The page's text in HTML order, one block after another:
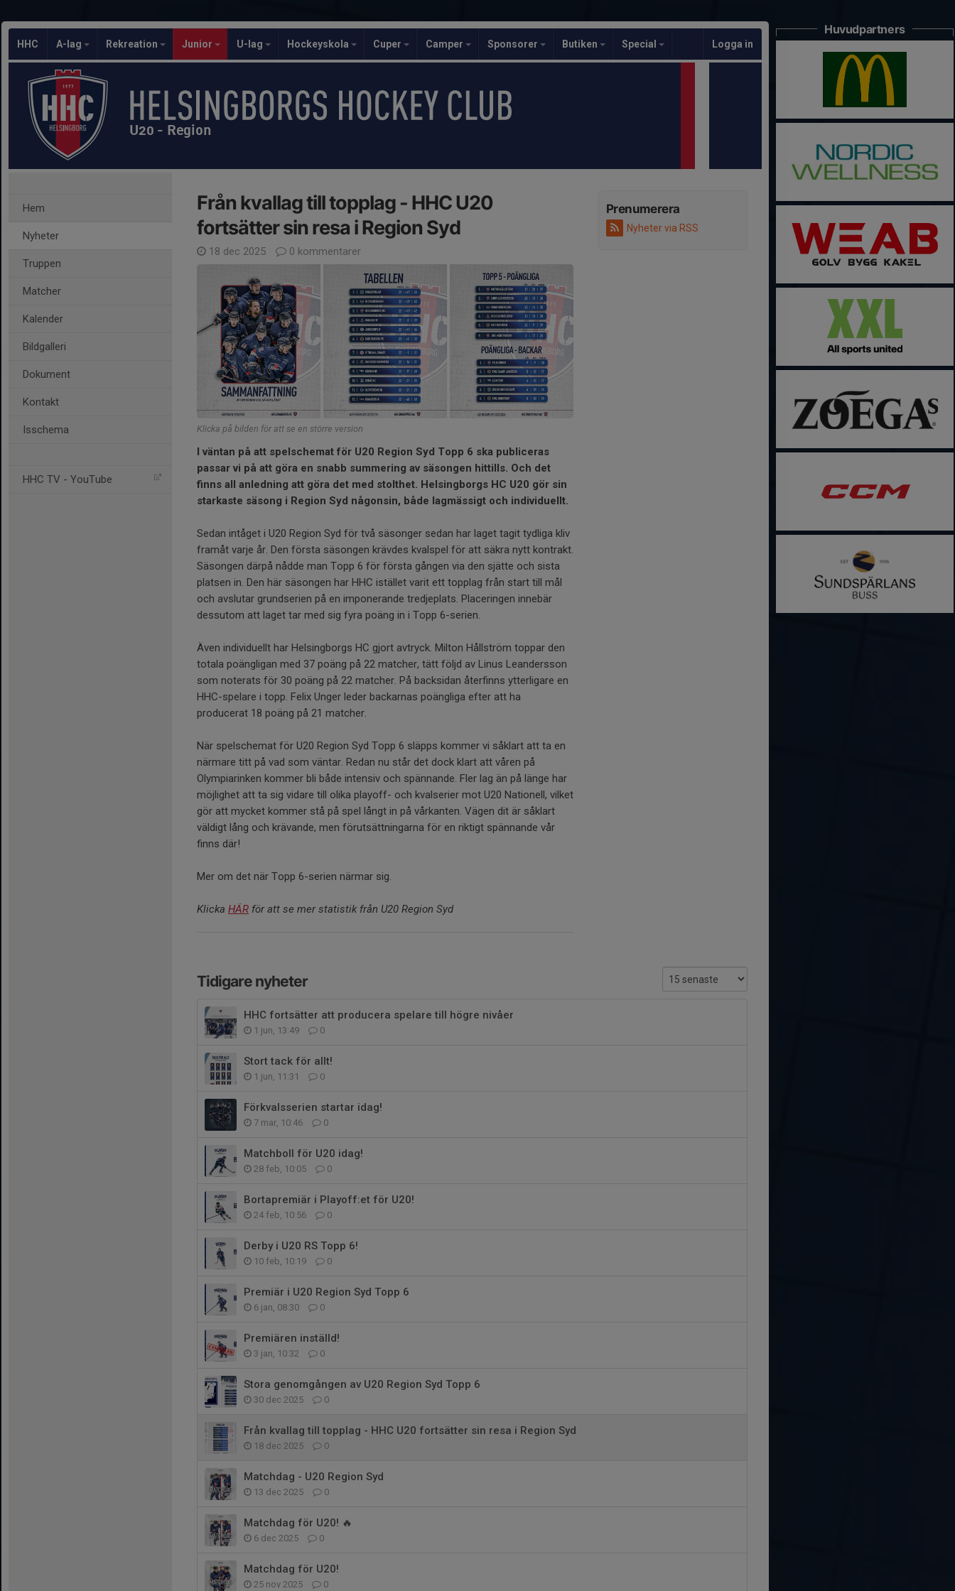
HHC A-lag Rekreation Junior U-lag Hockeyskola Cuper Camper Sponsorer Butiken Special Logga in
U20 - Region
Hem
Nyheter
Truppen
Matcher
Kalender
Bildgalleri
Dokument
Kontakt
Isschema
HHC TV - YouTube
Prenumerera
Nyheter via RSS
Från kvallag till topplag - HHC U20
fortsätter sin resa i Region Syd
18 dec 2025 0 kommentarer
Klicka på bilden för att se en större version
I väntan på att spelschemat för U20 Region Syd Topp 6 ska publiceras
passar vi på att göra en snabb summering av säsongen hittills. Och det
finns all anledning att göra det med stolthet. Helsingborgs HC U20 gör sin
starkaste säsong i Region Syd någonsin, både lagmässigt och individuellt.
Sedan intåget i U20 Region Syd för två säsonger sedan har laget tagit tydliga kliv
framåt varje år. Den första säsongen krävdes kvalspel för att säkra nytt kontrakt.
Säsongen därpå nådde man Topp 6 för första gången via den sjätte och sista
platsen in. Den här säsongen har HHC istället varit ett topplag från start till mål
och avslutar grundserien på en imponerande tredjeplats. Placeringen innebär
dessutom att laget tar med sig fyra poäng in i Topp 6-serien.
Även individuellt har Helsingborgs HC gjort avtryck. Milton Hållström toppar den
totala poängligan med 37 poäng på 22 matcher, tätt följd av Linus Leandersson
som noterats för 30 poäng på 22 matcher. På backsidan återfinns ytterligare en
HHC-spelare i topp. Felix Unger leder backarnas poängliga efter att ha
producerat 18 poäng på 21 matcher.
När spelschemat för U20 Region Syd Topp 6 släpps kommer vi såklart att ta en
närmare titt på vad som väntar. Redan nu står det dock klart att våren på
Olympiarinken kommer bli både intensiv och spännande. Fler lag än på länge har
möjlighet att ta sig vidare till olika playoff- och kvalserier mot U20 Nationell, vilket
gör att mycket kommer stå på spel långt in på vårkanten. Vägen dit är såklart
väldigt lång och krävande, men förutsättningarna för en riktigt spännande vår
finns där!
Mer om det när Topp 6-serien närmar sig.
Klicka HÄR för att se mer statistik från U20 Region Syd
Tidigare nyheter
HHC fortsätter att producera spelare till högre nivåer
1 jun, 13:49 0
Stort tack för allt!
1 jun, 11:31 0
Förkvalsserien startar idag!
7 mar, 10:46 0
Matchboll för U20 idag!
28 feb, 10:05 0
Bortapremiär i Playoff:et för U20!
24 feb, 10:56 0
Derby i U20 RS Topp 6!
10 feb, 10:19 0
Premiär i U20 Region Syd Topp 6
6 jan, 08:30 0
Premiären inställd!
3 jan, 10:32 0
Stora genomgången av U20 Region Syd Topp 6
30 dec 2025 0
Från kvallag till topplag - HHC U20 fortsätter sin resa i Region Syd
18 dec 2025 0
Matchdag - U20 Region Syd
13 dec 2025 0
Matchdag för U20! 🔥
6 dec 2025 0
Matchdag för U20!
25 nov 2025 0
Huvudpartners